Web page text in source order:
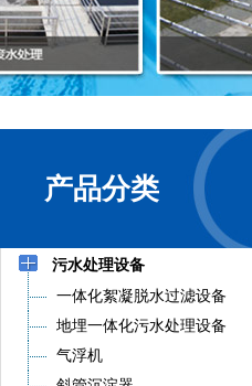
产品分类
污水处理设备
一体化絮凝脱水过滤设备
地埋一体化污水处理设备
气浮机